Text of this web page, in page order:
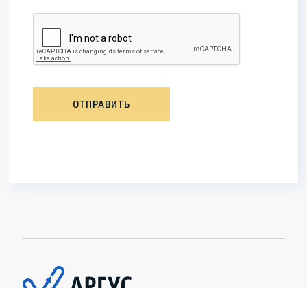
ОТПРАВИТЬ